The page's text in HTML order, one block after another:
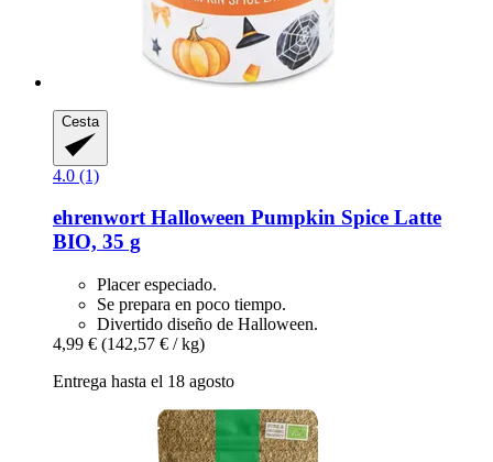
Cesta
4.0 (1)
ehrenwortHalloween Pumpkin Spice Latte
BIO, 35 g
Placer especiado.
Se prepara en poco tiempo.
Divertido diseño de Halloween.
4,99 € (142,57 € / kg)
Entrega hasta el 18 agosto